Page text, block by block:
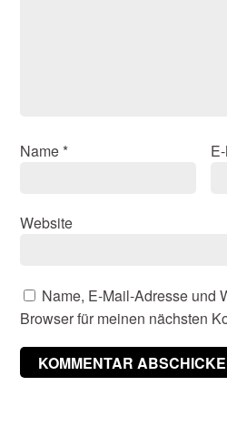
Name *
Website
Name, E-Mail-Adresse und
Browser für meinen nächsten